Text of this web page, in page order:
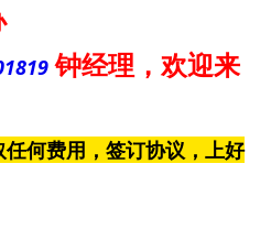
钟经理 ，欢迎来
何费用，签订协议，上好